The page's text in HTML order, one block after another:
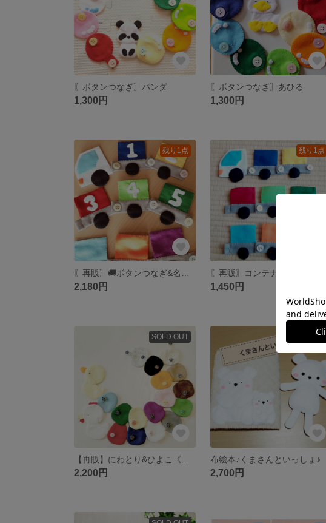
〖ボタンつなぎ〗パンダ
1,300円
〖ボタンつなぎ〗あひる
1,300円
残り1点
2,180円
残り1点
1,450円
SOLD OUT
2,200円
SOLD OUT
布絵本♪くまさんといっしょ♪
2,700円